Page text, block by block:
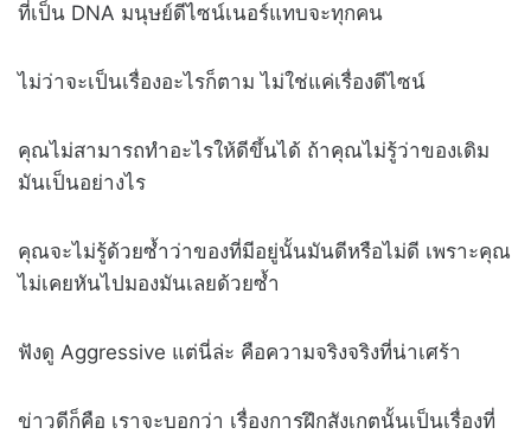
ที่เป็น DNA มนุษย์ดีไซน์เนอร์แทบจะทุกคน
ไม่ว่าจะเป็นเรื่องอะไรก็ตาม ไม่ใช่แค่เรื่องดีไซน์
คุณไม่สามารถทำอะไรให้ดีขึ้นได้ ถ้าคุณไม่รู้ว่าของเดิม
มันเป็นอย่างไร
คุณจะไม่รู้ด้วยซ้ำว่าของที่มีอยู่นั้นมันดีหรือไม่ดี เพราะคุณ
ไม่เคยหันไปมองมันเลยด้วยซ้ำ
ฟังดู Aggressive แต่นี่ล่ะ คือความจริงจริงที่น่าเศร้า
ข่าวดีก็คือ เราจะบอกว่า เรื่องการฝึกสังเกตนั้นเป็นเรื่องที่